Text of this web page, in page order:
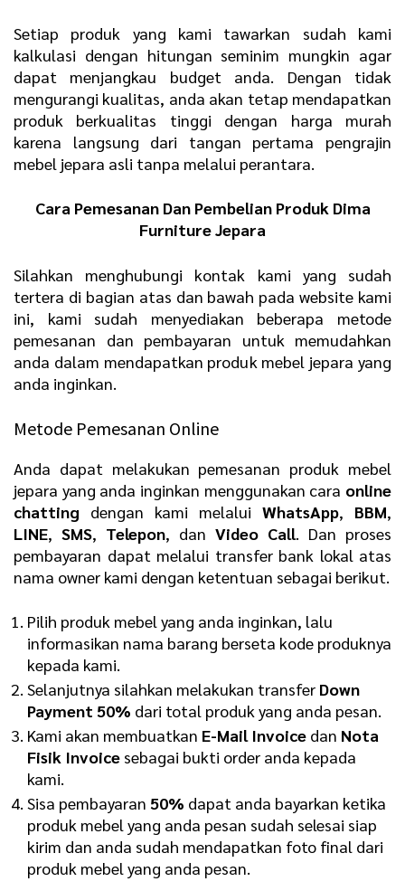
Setiap produk yang kami tawarkan sudah kami
kalkulasi dengan hitungan seminim mungkin agar
dapat menjangkau budget anda. Dengan tidak
mengurangi kualitas, anda akan tetap mendapatkan
produk berkualitas tinggi dengan harga murah
karena langsung dari tangan pertama pengrajin
mebel jepara asli tanpa melalui perantara.
Cara Pemesanan Dan Pembelian Produk Dima
Furniture Jepara
Silahkan menghubungi kontak kami yang sudah
tertera di bagian atas dan bawah pada website kami
ini, kami sudah menyediakan beberapa metode
pemesanan dan pembayaran untuk memudahkan
anda dalam mendapatkan produk mebel jepara yang
anda inginkan.
Metode Pemesanan Online
Anda dapat melakukan pemesanan produk mebel
jepara yang anda inginkan menggunakan cara online
chatting dengan kami melalui WhatsApp, BBM,
LINE, SMS, Telepon, dan Video Call . Dan proses
pembayaran dapat melalui transfer bank lokal atas
nama owner kami dengan ketentuan sebagai berikut.
Pilih produk mebel yang anda inginkan, lalu
informasikan nama barang berseta kode produknya
kepada kami.
Selanjutnya silahkan melakukan transfer Down
Payment 50% dari total produk yang anda pesan.
Kami akan membuatkan E-Mail Invoice dan Nota
Fisik Invoice sebagai bukti order anda kepada
kami.
Sisa pembayaran 50% dapat anda bayarkan ketika
produk mebel yang anda pesan sudah selesai siap
kirim dan anda sudah mendapatkan foto final dari
produk mebel yang anda pesan.